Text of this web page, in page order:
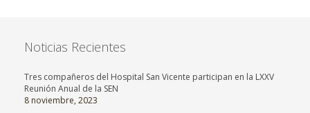
Noticias Recientes
Tres compañeros del Hospital San Vicente participan en la LXXV
Reunión Anual de la SEN
8 noviembre, 2023